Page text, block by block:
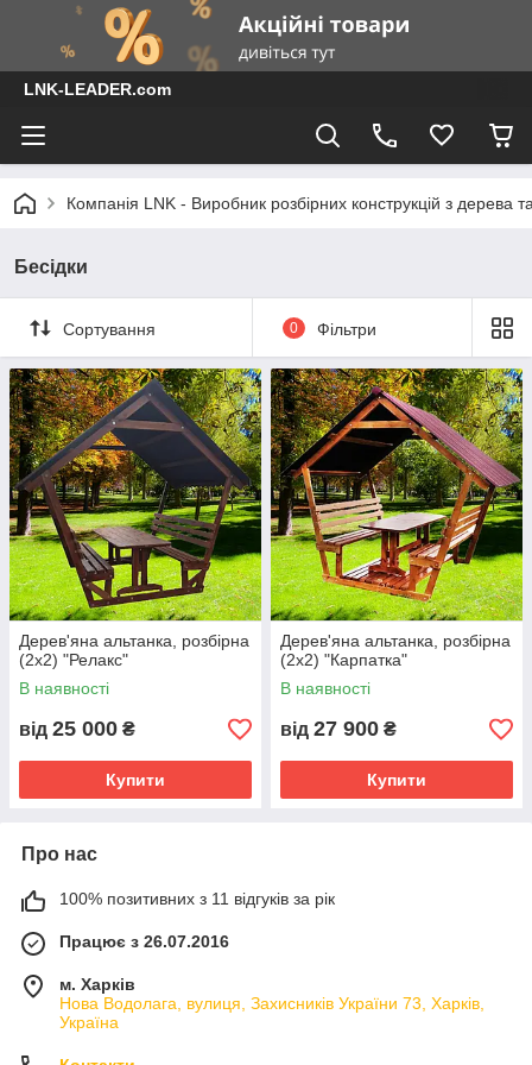
LNK-LEADER.com
Компанія LNK - Виробник розбірних конструкцій з дерева
Бесідки
Сортування 0 Фільтри
Дерев'яна альтанка, розбірна
(2х2) "Релакс"
В наявності
від 25 000 ₴
Купити
Дерев'яна альтанка, розбірна
(2х2) "Карпатка"
В наявності
від 27 900 ₴
Купити
Про нас
100% позитивних з 11 відгуків за рік
Працює з 26.07.2016
м. Харків
Нова Водолага, вулиця, Захисників України 73, Харків,
Україна